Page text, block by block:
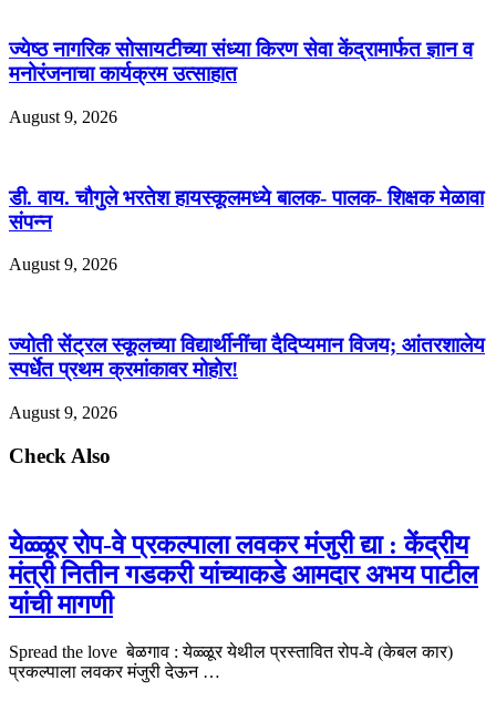
ज्येष्ठ नागरिक सोसायटीच्या संध्या किरण सेवा केंद्रामार्फत ज्ञान व
मनोरंजनाचा कार्यक्रम उत्साहात
August 9, 2026
डी. वाय. चौगुले भरतेश हायस्कूलमध्ये बालक- पालक- शिक्षक मेळावा
संपन्न
August 9, 2026
ज्योती सेंट्रल स्कूलच्या विद्यार्थीनींचा दैदिप्यमान विजय; आंतरशालेय
स्पर्धेत प्रथम क्रमांकावर मोहोर!
August 9, 2026
Check Also
येळ्ळूर रोप-वे प्रकल्पाला लवकर मंजुरी द्या : केंद्रीय
मंत्री नितीन गडकरी यांच्याकडे आमदार अभय पाटील
यांची मागणी
Spread the love बेळगाव : येळ्ळूर येथील प्रस्तावित रोप-वे (केबल कार)
प्रकल्पाला लवकर मंजुरी देऊन …